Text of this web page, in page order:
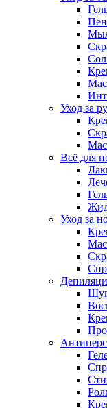
Уход за
Всё для
Уход за